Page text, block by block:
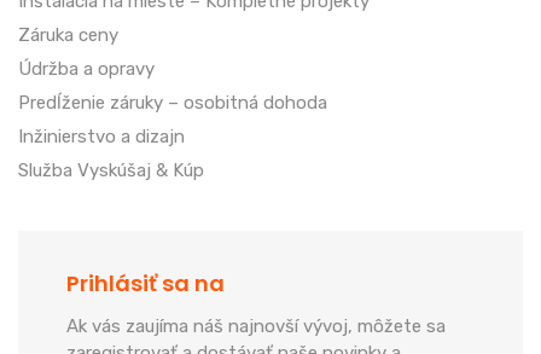
Záruka ceny
Údržba a opravy
Predĺženie záruky – osobitná dohoda
Inžinierstvo a dizajn
Služba Vyskúšaj & Kúp
Prihlásiť sa na
Ak vás zaujíma náš najnovší vývoj, môžete sa